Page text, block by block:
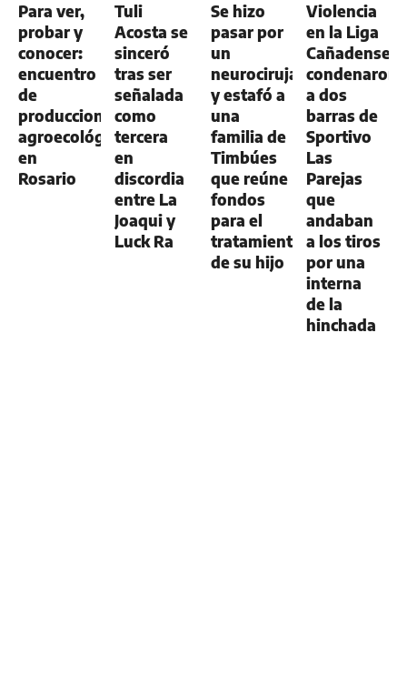
Para ver,
probar y
conocer:
encuentro
de
producciones
agroecológicas
en
Rosario
Tuli
Acosta se
sinceró
tras ser
señalada
como
tercera
en
discordia
entre La
Joaqui y
Luck Ra
Se hizo
pasar por
un
neurocirujano
y estafó a
una
familia de
Timbúes
que reúne
fondos
para el
tratamiento
de su hijo
Violencia
en la Liga
Cañadense:
condenaron
a dos
barras de
Sportivo
Las
Parejas
que
andaban
a los tiros
por una
interna
de la
hinchada